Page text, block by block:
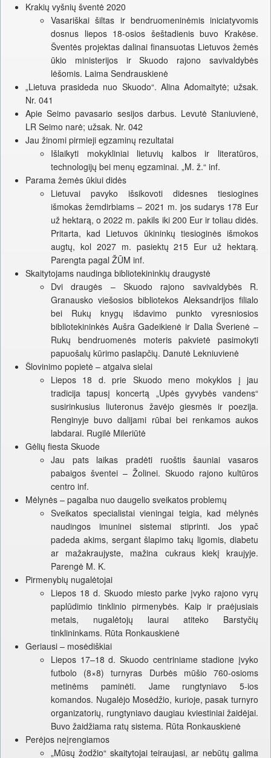
Krakių vyšnių šventė 2020
Vasariškai šiltas ir bendruomeninėmis iniciatyvomis
dosnus liepos 18-osios šeštadienis buvo Krakėse.
Šventės projektas dalinai finansuotas Lietuvos žemės
ūkio ministerijos ir Skuodo rajono savivaldybės
lėšomis. Laima Sendrauskienė
„Lietuva prasideda nuo Skuodo“. Alina Adomaitytė; užsak.
Nr. 041
Apie Seimo pavasario sesijos darbus. Levutė Staniuvienė,
LR Seimo narė; užsak. Nr. 042
Jau žinomi pirmieji egzaminų rezultatai
Išlaikyti mokykliniai lietuvių kalbos ir literatūros,
technologijų bei menų egzaminai. „M. ž.“ inf.
Parama žemės ūkiui didės
Lietuvai pavyko išsikovoti didesnes tiesiogines
išmokas žemdirbiams – 2021 m. jos sudarys 178 Eur
už hektarą, o 2022 m. pakils iki 200 Eur ir toliau didės.
Pritarta, kad Lietuvos ūkininkų tiesioginės išmokos
augtų, kol 2027 m. pasiektų 215 Eur už hektarą.
Parengta pagal ŽŪM inf.
Skaitytojams naudinga bibliotekininkių draugystė
Dvi draugės – Skuodo rajono savivaldybės R.
Granausko viešosios bibliotekos Aleksandrijos filialo
bei Rukų knygų išdavimo punkto vyresniosios
bibliotekininkės Aušra Gadeikienė ir Dalia Šverienė –
Rukų bendruomenės moteris pakvietė pasimokyti
papuošalų kūrimo paslapčių. Danutė Lekniuvienė
Šlovinimo popietė – atgaiva sielai
Liepos 18 d. prie Skuodo meno mokyklos į jau
tradicija tapusį koncertą „Upės gyvybės vandens“
susirinkusius liuteronus žavėjo giesmės ir poezija.
Renginyje buvo dalijami rūbai bei renkamos aukos
labdarai. Rugilė Mileriūtė
Gėlių fiesta Skuode
Jau pats laikas pradėti ruoštis šauniai vasaros
pabaigos šventei – Žolinei. Skuodo rajono kultūros
centro inf.
Mėlynės – pagalba nuo daugelio sveikatos problemų
Sveikatos specialistai vieningai teigia, kad mėlynės
naudingos imuninei sistemai stiprinti. Jos ypač
padeda akims, sergant šlapimo takų ligomis, diabetu
ar mažakraujyste, mažina cukraus kiekį kraujyje.
Parengė M. K.
Pirmenybių nugalėtojai
Liepos 18 d. Skuodo miesto parke įvyko rajono vyrų
paplūdimio tinklinio pirmenybės. Kaip ir praėjusiais
metais, nugalėtojų laurai atiteko Barstyčių
tinklininkams. Rūta Ronkauskienė
Geriausi – mosėdiškiai
Liepos 17–18 d. Skuodo centriniame stadione įvyko
futbolo (8×8) turnyras Durbės mūšio 760-osioms
metinėms paminėti. Jame rungtyniavo 5-ios
komandos. Nugalėjo Mosėdžio, kurioje, pasak turnyro
organizatorių, rungtyniavo daugiau kviestiniai žaidėjai.
Buvo žaidžiama ratų sistema. Rūta Ronkauskienė
Perėjos neįrengiamos
„Mūsų žodžio“ skaitytojai teiraujasi, ar nebūtų galima